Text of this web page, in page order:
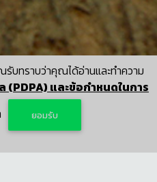
รับทราบว่าคุณได้อ่านและทำความ
และข้อกำหนดในการ
ยอมรับ